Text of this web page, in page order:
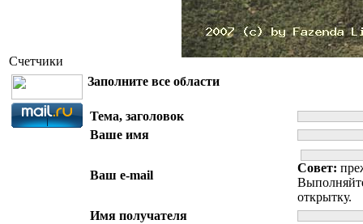
Счетчики
Заполните все области
Тема, заголовок
Ваше имя
Ваш e-mail
Совет:
открытку.
Имя получателя